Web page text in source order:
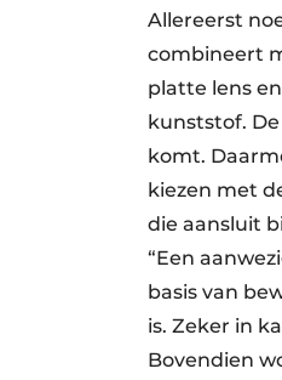
Allereerst
combineert
platte lens
kunststof.
komt.
kiezen met
die aansluit
“Een
basis van
is. Zeker in
Bovendien